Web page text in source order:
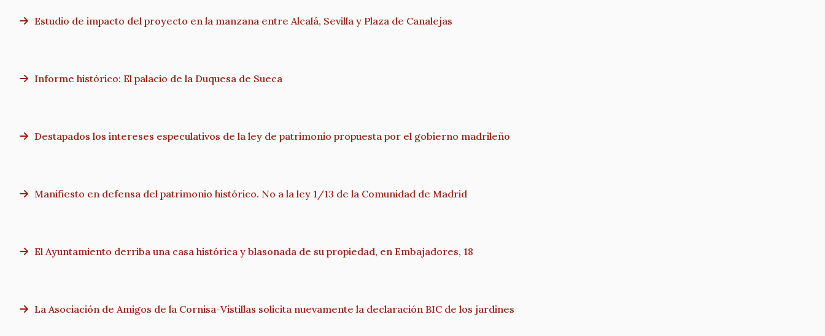
Estudio de impacto del proyecto en la manzana entre Alcalá, Sevilla y Plaza de Canalejas
Informe histórico: El palacio de la Duquesa de Sueca
Destapados los intereses especulativos de la ley de patrimonio propuesta por el gobierno madrileño
Manifiesto en defensa del patrimonio histórico. No a la ley 1/13 de la Comunidad de Madrid
El Ayuntamiento derriba una casa histórica y blasonada de su propiedad, en Embajadores, 18
La Asociación de Amigos de la Cornisa-Vistillas solicita nuevamente la declaración BIC de los jardines